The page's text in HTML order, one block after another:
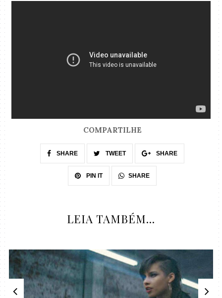
COMPARTILHE
SHARE TWEET SHARE
PIN IT SHARE
LEIA TAMBÉM...